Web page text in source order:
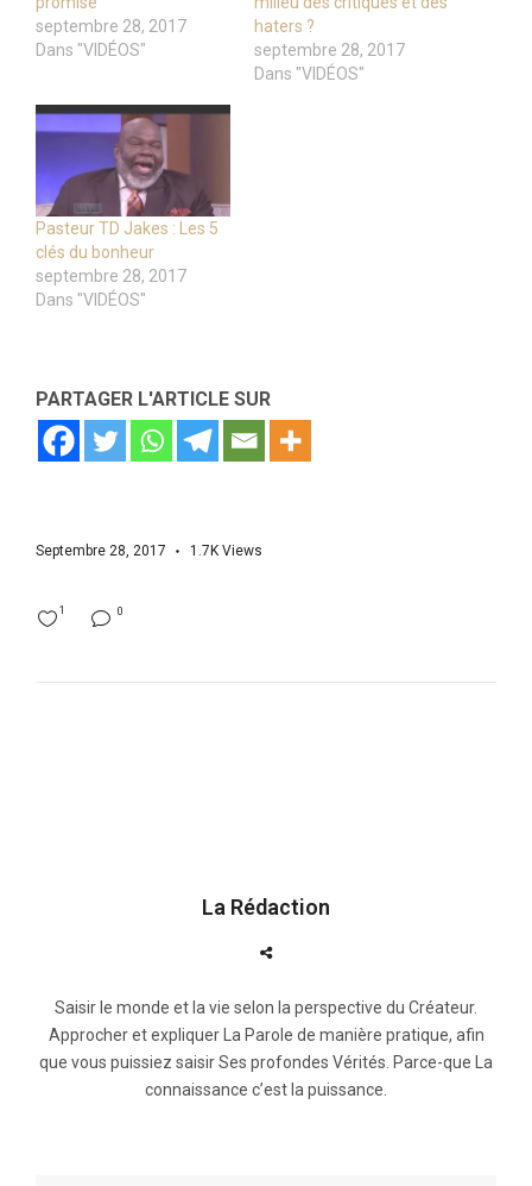
septembre 28, 2017
Dans "VIDÉOS"
haters ?
septembre 28, 2017
Dans "VIDÉOS"
Pasteur TD Jakes : Les 5
clés du bonheur
septembre 28, 2017
Dans "VIDÉOS"
PARTAGER L'ARTICLE SUR
Septembre 28, 2017 1.7K Views
0
1
La Rédaction
Saisir le monde et la vie selon la perspective du Créateur.
Approcher et expliquer La Parole de manière pratique, afin
que vous puissiez saisir Ses profondes Vérités. Parce-que La
connaissance c’est la puissance.